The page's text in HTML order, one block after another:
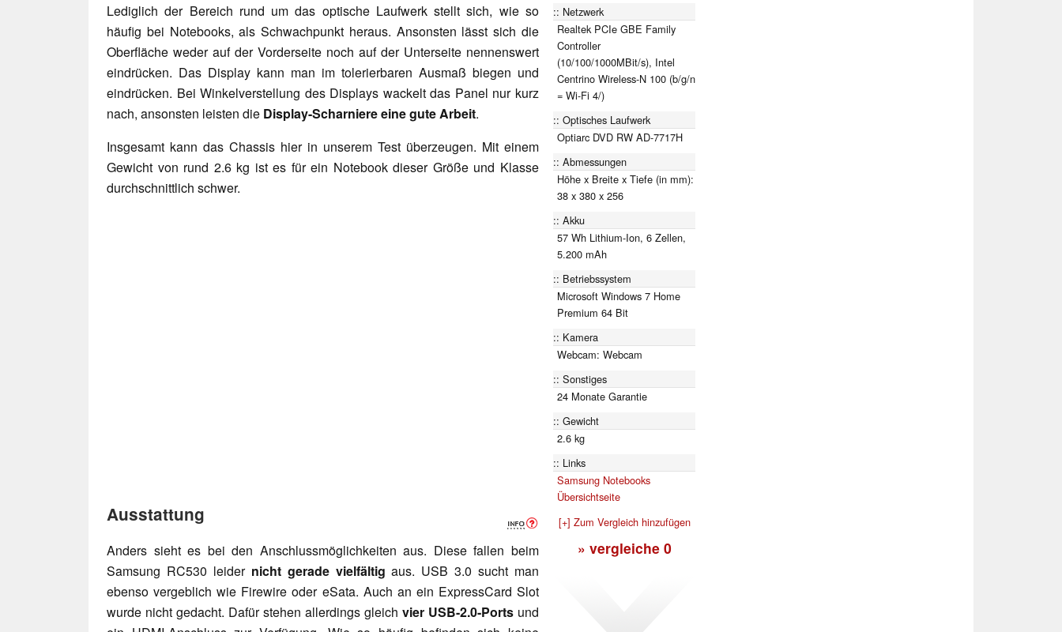
Lediglich der Bereich rund um das optische Laufwerk stellt sich, wie so
häufig bei Notebooks, als Schwachpunkt heraus. Ansonsten lässt sich die
Oberfläche weder auf der Vorderseite noch auf der Unterseite nennenswert
eindrücken. Das Display kann man im tolerierbaren Ausmaß biegen und
eindrücken. Bei Winkelverstellung des Displays wackelt das Panel nur kurz
nach, ansonsten leisten die Display-Scharniere eine gute Arbeit.
Insgesamt kann das Chassis hier in unserem Test überzeugen. Mit einem
Gewicht von rund 2.6 kg ist es für ein Notebook dieser Größe und Klasse
durchschnittlich schwer.
Ausstattung
Anders sieht es bei den Anschlussmöglichkeiten aus. Diese fallen beim
Samsung RC530 leider nicht gerade vielfältig aus. USB 3.0 sucht man
ebenso vergeblich wie Firewire oder eSata. Auch an ein ExpressCard Slot
wurde nicht gedacht. Dafür stehen allerdings gleich vier USB-2.0-Ports und
Netzwerk
Realtek PCIe GBE Family
Controller
(10/100/1000MBit/s), Intel
Centrino Wireless-N 100 (b/g/n
= Wi-Fi 4/)
Optisches Laufwerk
Optiarc DVD RW AD-7717H
Abmessungen
Höhe x Breite x Tiefe (in mm):
38 x 380 x 256
Akku
57 Wh Lithium-Ion, 6 Zellen,
5.200 mAh
Betriebssystem
Microsoft Windows 7 Home
Premium 64 Bit
Kamera
Webcam: Webcam
Sonstiges
24 Monate Garantie
Gewicht
2.6 kg
Links
Samsung Notebooks
Übersichtseite
[+] Zum Vergleich hinzufügen
» vergleiche 0